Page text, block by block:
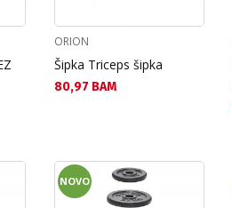
ORION
Šipka Triceps šipka
Текуща цена:
80,97 BAM
NOVO